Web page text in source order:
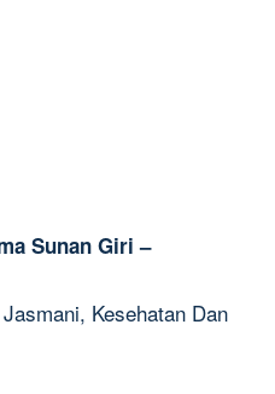
Sunan Giri –
Kesehatan Dan